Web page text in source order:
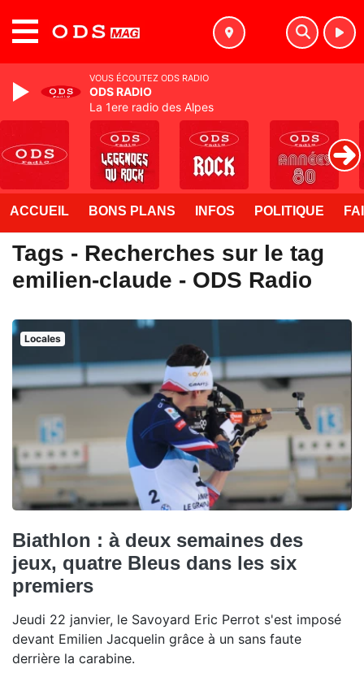
ACCUEIL BONS PLANS INFOS POLITIQUE
Tags - Recherches sur le tag
emilien-claude - ODS Radio
Locales
Biathlon : à deux semaines des
jeux, quatre Bleus dans les six
premiers
Jeudi 22 janvier, le Savoyard Eric Perrot s'est imposé
devant Emilien Jacquelin grâce à un sans faute
derrière la carabine.
VOUS ÉCOUTEZ ODS RADIO
ODS RADIO
La 1ere radio des Alpes